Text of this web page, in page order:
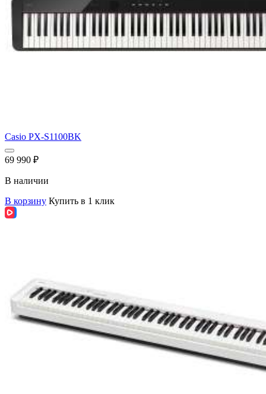
Casio PX-S1100BK
69 990 ₽
В наличии
В корзину Купить в 1 клик